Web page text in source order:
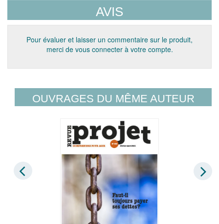
AVIS
Pour évaluer et laisser un commentaire sur le produit,
merci de vous connecter à votre compte.
OUVRAGES DU MÊME AUTEUR